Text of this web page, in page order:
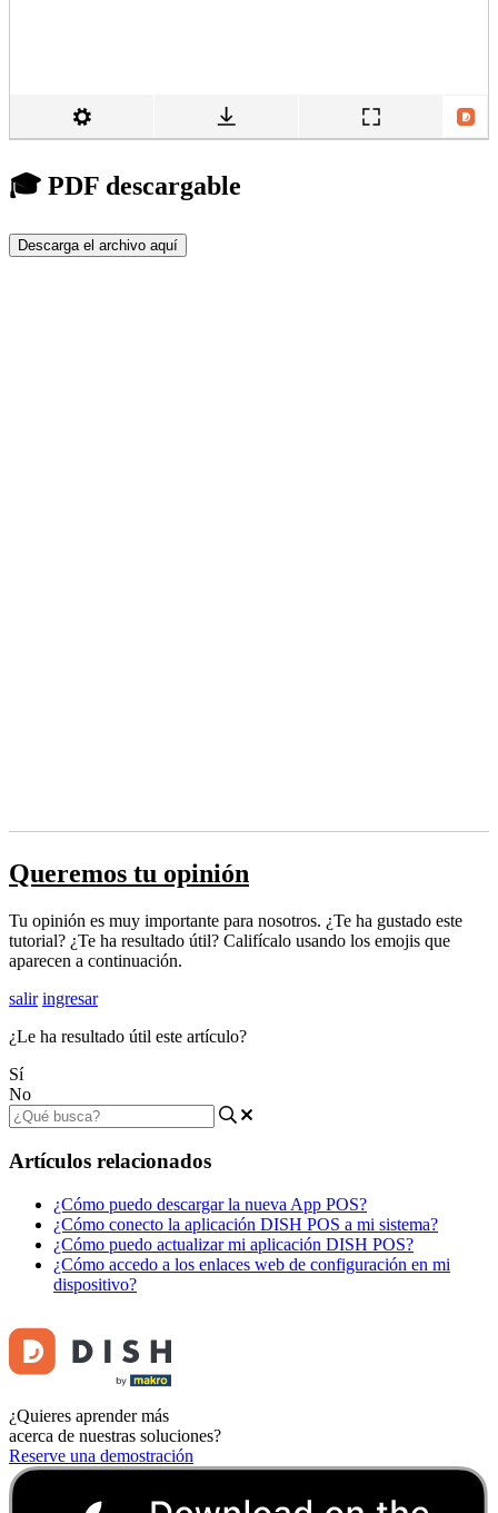
🎓 PDF descargable
Descarga el archivo aquí
Queremos tu opinión
Tu opinión es muy importante para nosotros. ¿Te ha gustado este
tutorial? ¿Te ha resultado útil? Califícalo usando los emojis que
aparecen a continuación.
salir ingresar
¿Le ha resultado útil este artículo?
Sí
No
Artículos relacionados
¿Cómo puedo descargar la nueva App POS?
¿Cómo conecto la aplicación DISH POS a mi sistema?
¿Cómo puedo actualizar mi aplicación DISH POS?
¿Cómo accedo a los enlaces web de configuración en mi
dispositivo?
¿Quieres aprender más
acerca de nuestras soluciones?
Reserve una demostración